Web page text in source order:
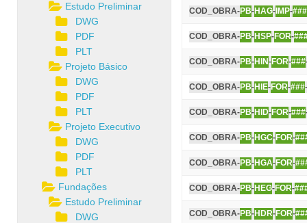
COD_OBRA-PB-HAG- IMP-###
COD_OBRA-PB-HSP-FOR-
COD_OBRA-PB-HIN-FOR-###
COD_OBRA-PB-HIE-FOR-###
COD_OBRA-PB-HID-FOR-###
COD_OBRA-PB-HGC-FOR-
COD_OBRA-PB-HGA-FOR-
COD_OBRA-PB-HEG-FOR-
COD_OBRA-PB-HDR-FOR-
Estudo Preliminar
DWG
PDF
PLT
Projeto Básico
DWG
PDF
PLT
Projeto Executivo
DWG
PDF
PLT
Fundações
Estudo Preliminar
DWG